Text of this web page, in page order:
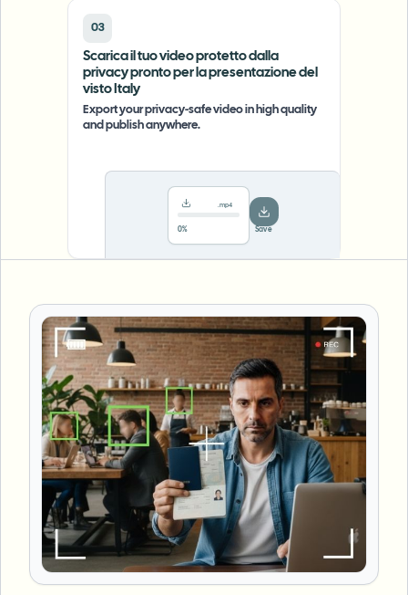
03
Scarica il tuo video protetto dalla
privacy pronto per la presentazione del
visto Italy
Export your privacy-safe video in high quality
and publish anywhere.
.mp4
78% ···